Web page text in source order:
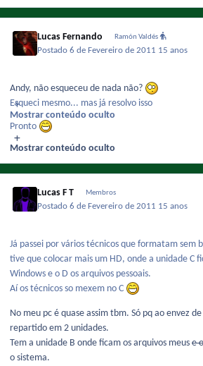
Lucas Fernando Ramón Valdés
Postado6 de Fevereiro de 2011 15 anos
Andy, não esqueceu de nada não?
Esqueci mesmo... mas já resolvo isso
Mostrar conteúdo oculto
Pronto
Mostrar conteúdo oculto
Lucas F T Membros
Postado6 de Fevereiro de 2011 15 anos
Já passei por vários técnicos que formatam sem
tive que colocar mais um HD, onde a unidade C
Windows e o D os arquivos pessoais.
Aí os técnicos so mexem no C
No meu pc é quase assim tbm. Só pq ao envez
repartido em 2 unidades.
Tem a unidade B onde ficam os arquivos meus e
o sistema.